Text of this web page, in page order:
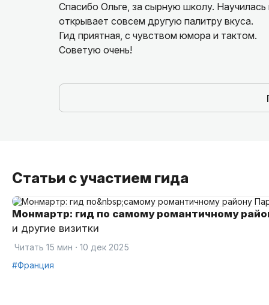
Спасибо Ольге, за сырную школу.
открывает совсем другую палитру вкуса.
Гид приятная, с чувством юмора и тактом.
Советую очень!
Статьи с участием гида
Монмартр: гид по самому романтичному
и другие визитки
Читать 15 мин · 10 дек 2025
#Франция